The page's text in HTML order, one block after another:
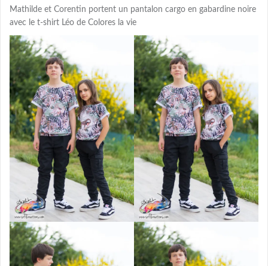
Mathilde et Corentin portent un pantalon cargo en gabardine noire
avec le t-shirt Léo de Colores la vie